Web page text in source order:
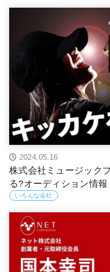
2024.05.16
株式会社ミュージック
る?オーディション情報
いろんな会社